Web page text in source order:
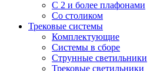
С 2 и более плафонами
Со столиком
Трековые системы
Комплектующие
Системы в сборе
Струнные светильники
Трековые светильники